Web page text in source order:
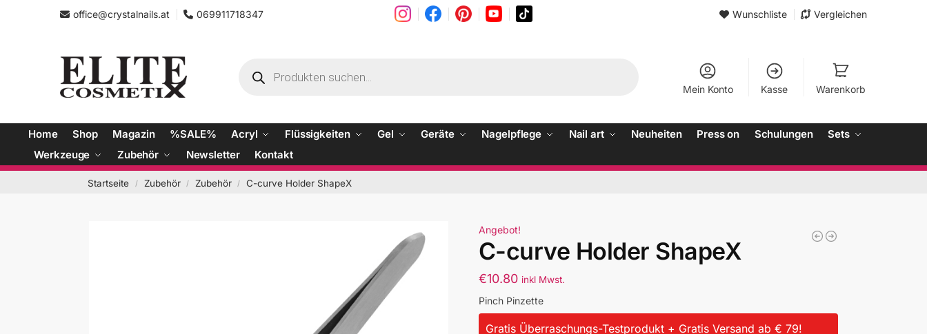
office@crystalnails.at 069911718347 Wunschliste Vergleichen
Mein Konto Kasse Warenkorb
Home Shop Magazin %SALE% Acryl Flüssigkeiten Gel Geräte Nagelpflege Nail art Neuheiten Press on Schulungen
Sets
Werkzeuge
Zubehör Newsletter Kontakt
Startseite / Zubehör / Zubehör / C-curve Holder ShapeX
Angebot!
C-curve Holder ShapeX
€10.80 inkl Mwst.
Pinch Pinzette
Gratis Überraschungs-Testprodukt + Gratis Versand ab € 79!